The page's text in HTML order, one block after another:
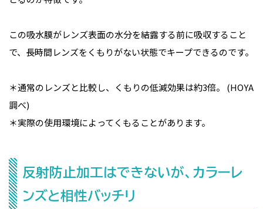
この吸水膜がレンズ表面の水分を結露する前に吸収すること
で、長時間レンズをくもりがない状態でキープできるのです。
＊通常のレンズと比較し、くもりの低減効果は約3倍。 (HOYA
調べ)
＊実際の使用環境によってくもることがあります。
反射防止加工はできないが、カラーレ
ンズと相性バッチリ